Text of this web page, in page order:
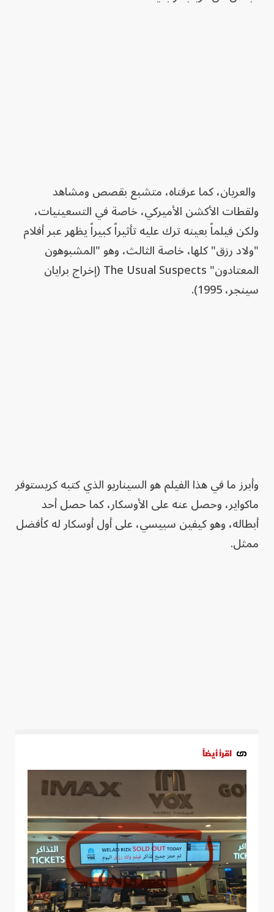
والعريان، كما عرفناه، متشبع بقصص ومشاهد
ولقطات الأكشن الأميركي، خاصة في التسعينيات،
ولكن فيلماً بعينه ترك عليه تأثيراً كبيراً يظهر عبر أفلام
"ولاد رزق" كلها، خاصة الثالث، وهو "المشبوهون
المعتادون" The Usual Suspects (إخراج برايان
سينجر، 1995).
وأبرز ما في هذا الفيلم هو السيناريو الذي كتبه كريستوفر
ماكواير، وحصل عنه على الأوسكار، كما حصل أحد
أبطاله، وهو كيفين سبيسي، على أول أوسكار له كأفضل
ممثل.
اقرأ أيضاً